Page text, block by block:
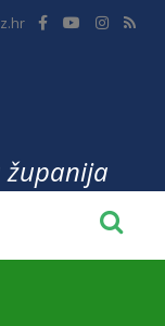
županija